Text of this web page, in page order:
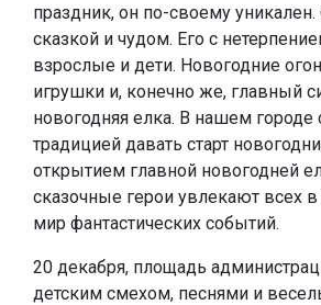
праздник, он по-своему уникален.
сказкой и чудом. Его с
взрослые и дети. Новогодние
игрушки и, конечно же, главный
новогодняя елка. В нашем городе
традицией давать старт
открытием главной новогодней
сказочные герои увлекают всех
мир фантастических событий.
20 декабря, площадь
детским смехом, песнями и